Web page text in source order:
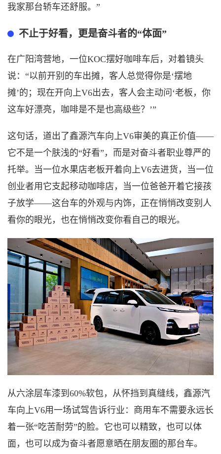
我家那台轿车还舒服。”
不止于好看，更是奋斗者的“体面”
在广阳湾营地，一位KOC摆好咖啡车后，对着镜头
说：“以前开别的车出摊，客人总觉得你是‘摆地
摊’的；现在开向上V6出去，客人会主动问‘老板，你
这车好漂亮，咖啡是不是也高级些？’”
这句话，道出了鑫源汽车向上V6审美的真正价值——
它不是一个肤浅的“好看”，而是对奋斗者职业尊严的
托举。当一位水果店老板开着向上V6去进货，当一位
创业者用它支起移动咖啡店，当一位爸爸开着它接孩
子放学——这台车的外观与内饰，正在悄悄改变别人
看你的眼光，也在悄悄改变你看自己的眼光。
从六涂层车漆到 60%软包，从怀挡到真缝线， 鑫源汽
车向上V6用一场试驾告诉行业：商用车不需要永远长
着一张“吃苦耐劳”的脸。它也可以精致，也可以体
面，也可以成为奋斗者愿意晒在朋友圈的那台车。